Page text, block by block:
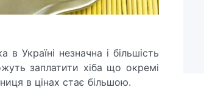
Україні незначна і більшість
заплатити хіба що окремі
в цінах стає більшою.